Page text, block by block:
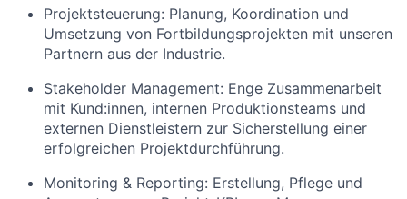
Projektsteuerung: Planung, Koordination und
Umsetzung von Fortbildungsprojekten mit unseren
Partnern aus der Industrie.
Stakeholder Management: Enge Zusammenarbeit
mit Kund:innen, internen Produktionsteams und
externen Dienstleistern zur Sicherstellung einer
erfolgreichen Projektdurchführung.
Monitoring & Reporting: Erstellung, Pflege und